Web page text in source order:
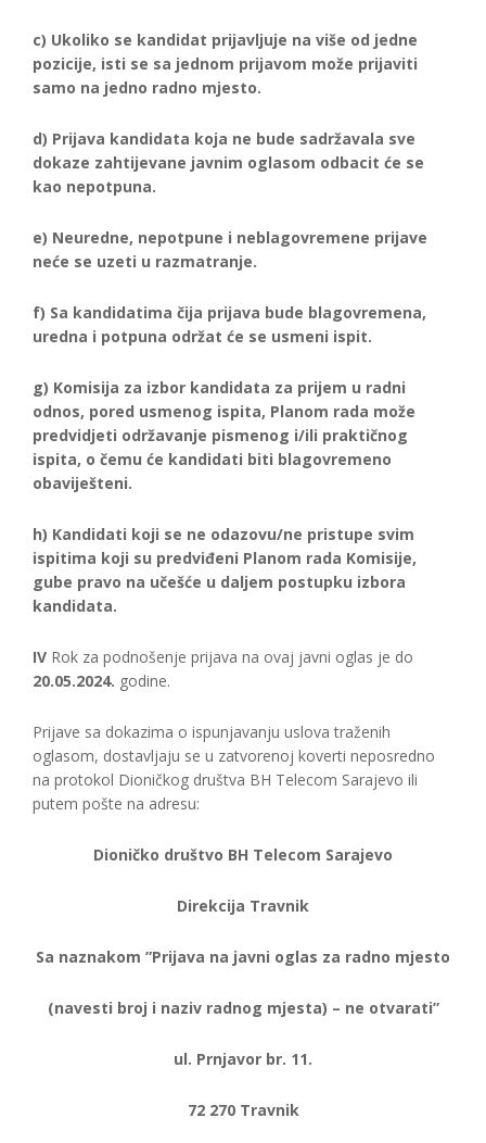
c) Ukoliko se kandidat prijavljuje na više od jedne
pozicije, isti se sa jednom prijavom može prijaviti
samo na jedno radno mjesto.
d) Prijava kandidata koja ne bude sadržavala sve
dokaze zahtijevane javnim oglasom odbacit će se
kao nepotpuna.
e) Neuredne, nepotpune i neblagovremene prijave
neće se uzeti u razmatranje.
f) Sa kandidatima čija prijava bude blagovremena,
uredna i potpuna održat će se usmeni ispit.
g) Komisija za izbor kandidata za prijem u radni
odnos, pored usmenog ispita, Planom rada može
predvidjeti održavanje pismenog i/ili praktičnog
ispita, o čemu će kandidati biti blagovremeno
obaviješteni.
h) Kandidati koji se ne odazovu/ne pristupe svim
ispitima koji su predviđeni Planom rada Komisije,
gube pravo na učešće u daljem postupku izbora
kandidata.
IV Rok za podnošenje prijava na ovaj javni oglas je do
20.05.2024. godine.
Prijave sa dokazima o ispunjavanju uslova traženih
oglasom, dostavljaju se u zatvorenoj koverti neposredno
na protokol Dioničkog društva BH Telecom Sarajevo ili
putem pošte na adresu:
Dioničko društvo BH Telecom Sarajevo
Direkcija Travnik
Sa naznakom ”Prijava na javni oglas za radno mjesto
(navesti broj i naziv radnog mjesta) – ne otvarati”
ul. Prnjavor br. 11.
72 270 Travnik